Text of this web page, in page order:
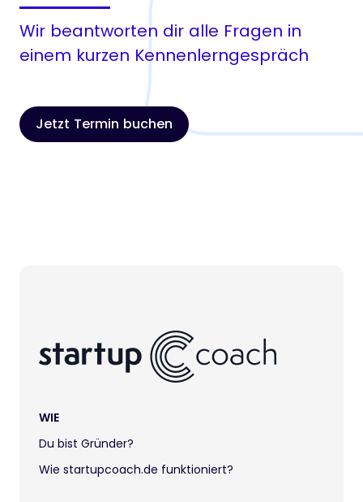
Wir beantworten dir alle Fragen in
einem kurzen Kennenlerngespräch
Jetzt Termin buchen
WIE
Du bist Gründer?
Wie startupcoach.de funktioniert?